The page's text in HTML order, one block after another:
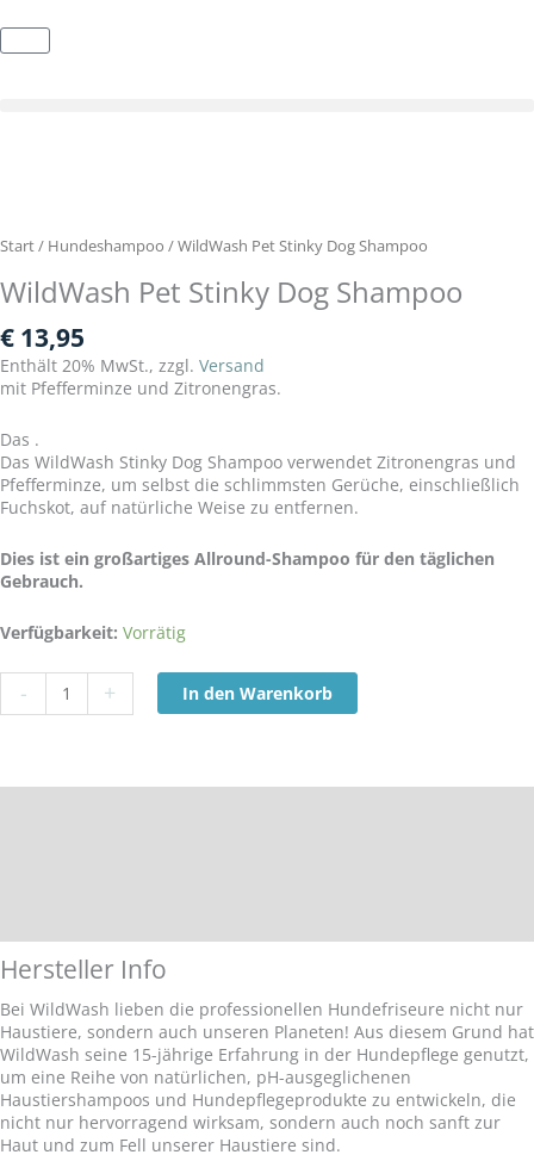
Inhalt
springen
Warenkorb
Start/ Hundeshampoo / WildWash Pet Stinky Dog Shampoo
WildWash Pet Stinky Dog Shampoo
€ 13,95
Enthält 20% MwSt., zzgl. Versand
mit Pfefferminze und Zitronengras.
Das .
Das WildWash Stinky Dog Shampoo verwendet Zitronengras und
Pfefferminze, um selbst die schlimmsten Gerüche, einschließlich
Fuchskot, auf natürliche Weise zu entfernen.
Dies ist ein großartiges Allround-Shampoo für den täglichen
Gebrauch.
Verfügbarkeit: Vorrätig
-
WildWash
Stinky
Dog
Shampoo
+ In den Warenkorb
Hersteller Info
Bei WildWash lieben die professionellen Hundefriseure nicht nur
Haustiere, sondern auch unseren Planeten! Aus diesem Grund hat
WildWash seine 15-jährige Erfahrung in der Hundepflege genutzt,
um eine Reihe von natürlichen, pH-ausgeglichenen
Haustiershampoos und Hundepflegeprodukte zu entwickeln, die
nicht nur hervorragend wirksam, sondern auch noch sanft zur
Haut und zum Fell unserer Haustiere sind.